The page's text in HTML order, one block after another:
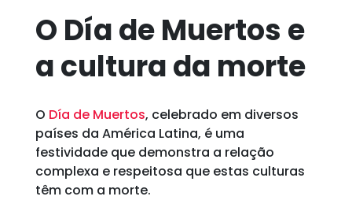
O Día de Muertos e
a cultura da morte
O Día de Muertos, celebrado em diversos
países da América Latina, é uma
festividade que demonstra a relação
complexa e respeitosa que estas culturas
têm com a morte.